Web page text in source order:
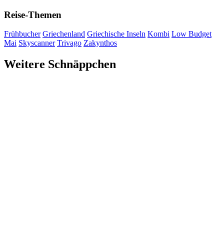
Reise-Themen
Frühbucher Griechenland Griechische Inseln Kombi Low Budget
Mai Skyscanner Trivago Zakynthos
Weitere Schnäppchen